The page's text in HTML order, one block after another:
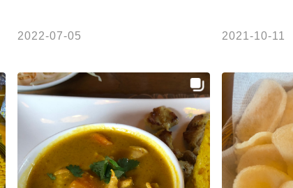
2022-07-05 2021-10-11